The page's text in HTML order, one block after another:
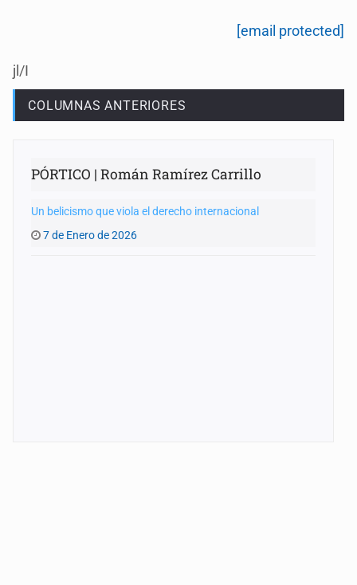
[email protected]
jl/I
COLUMNAS ANTERIORES
PÓRTICO | Román Ramírez Carrillo
Un belicismo que viola el derecho internacional
7 de Enero de 2026